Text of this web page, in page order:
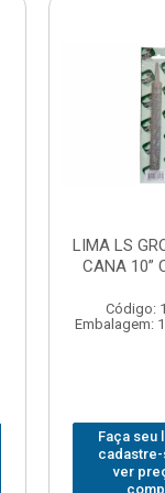
LIMA LS
CANA 10”
Código:
Embalagem:
Faça seu
ver